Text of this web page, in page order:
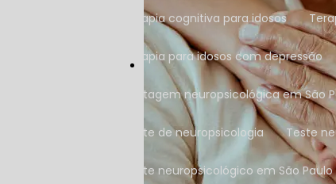
Terapia cognitiva para idosos
Terapia para idosos com depressão
Testagem neuropsicológica em São
Teste de neuropsicologia Teste
Teste neuropsicológico em São Paulo